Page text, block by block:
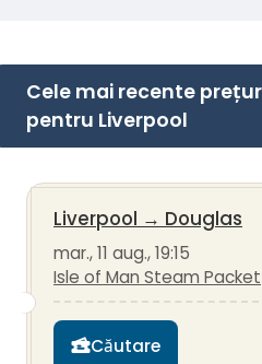
Cele mai recente
pentru Liverpool
Liverpool → Douglas
mar., 11 aug., 19:15
Isle of Man Steam Packet
Căutare